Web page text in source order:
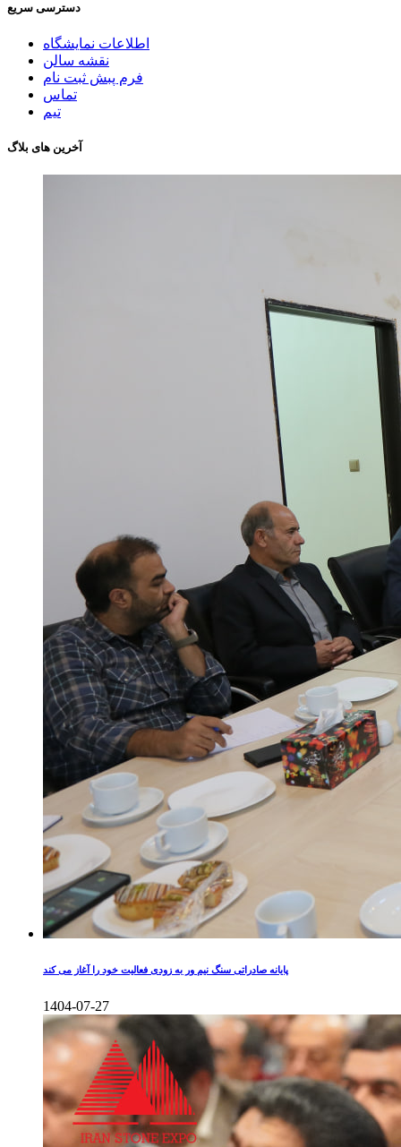
دسترسی سریع
اطلاعات نمایشگاه
نقشه سالن
فرم پبش ثبت نام
تماس
تیم
آخرین های بلاگ
پایانه صادراتی سنگ نیم ور به زودی فعالیت خود را آغاز می کند
1404-07-27